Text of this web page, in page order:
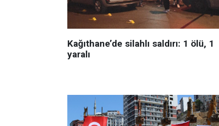
Kağıthane’de silahlı saldırı: 1 ölü, 1
yaralı